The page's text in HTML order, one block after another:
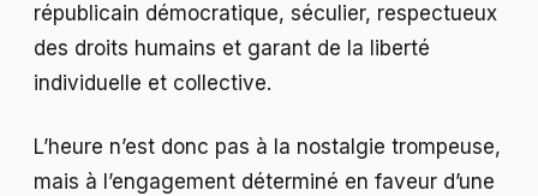
républicain démocratique, séculier, respectueux
des droits humains et garant de la liberté
individuelle et collective.
L’heure n’est donc pas à la nostalgie trompeuse,
mais à l’engagement déterminé en faveur d’une